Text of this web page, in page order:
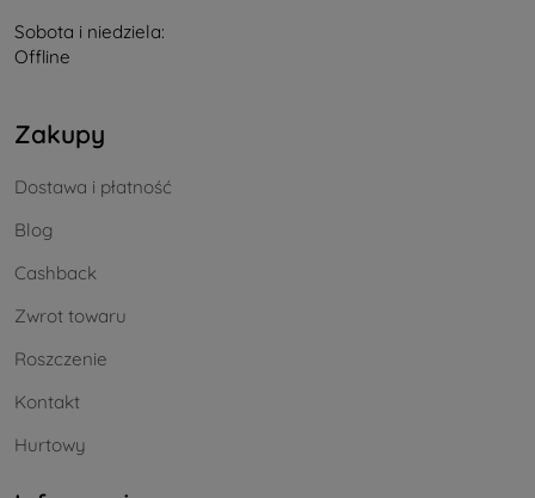
Sobota i niedziela:
Offline
Zakupy
Dostawa i płatność
Blog
Cashback
Zwrot towaru
Roszczenie
Kontakt
Hurtowy